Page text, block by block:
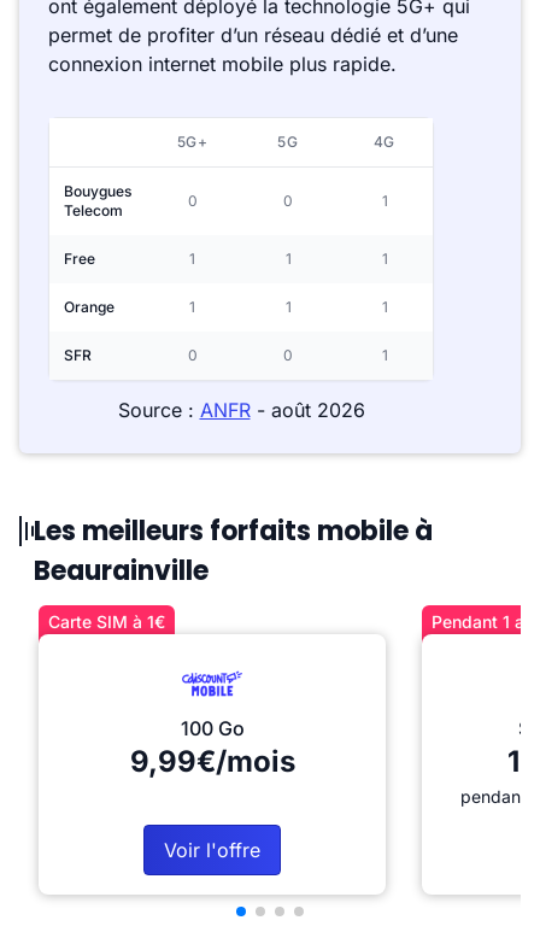
ont également déployé la technologie 5G+ qui
permet de profiter d’un réseau dédié et d’une
connexion internet mobile plus rapide.
5G+ 5G 4G
Bouygues
Telecom
0 0 1
Free 1 1 1
Orange 1 1 1
SFR 0 0 1
Source : ANFR- août 2026
Les meilleurs forfaits mobile à
Beaurainville
Carte SIM à 1€
100 Go
9,99€/mois
Voir l'offre
Pendant 1
pendant